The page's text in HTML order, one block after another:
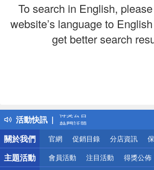
To search in English,
website’s language to
get better search
活動快訊
得獎公告
熱門話題
銀行優惠
偏遠地區配送
詐騙網頁！請小心！
關於我們
官網 促銷目錄 分店資訊
主題活動 會員活動 注目活動 得獎公佈